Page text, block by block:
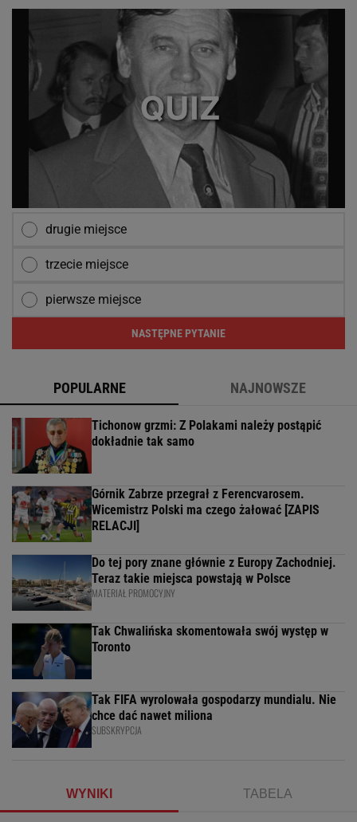
drugie miejsce
trzecie miejsce
pierwsze miejsce
NASTĘPNE PYTANIE
POPULARNE NAJNOWSZE
Tichonow grzmi: Z Polakami należy postąpić
dokładnie tak samo
Górnik Zabrze przegrał z Ferencvarosem.
Wicemistrz Polski ma czego żałować [ZAPIS
RELACJI]
Do tej pory znane głównie z Europy Zachodniej.
Teraz takie miejsca powstają w Polsce
MATERIAŁ PROMOCYJNY
Tak Chwalińska skomentowała swój występ w
Toronto
Tak FIFA wyrolowała gospodarzy mundialu. Nie
chce dać nawet miliona
SUBSKRYPCJA
WYNIKI TABELA